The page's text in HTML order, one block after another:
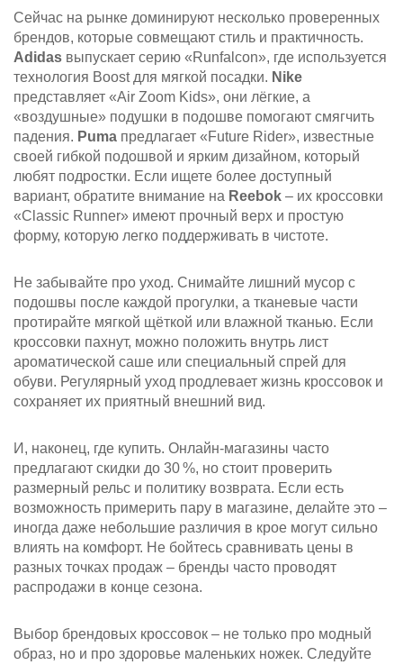
Сейчас на рынке доминируют несколько проверенных
брендов, которые совмещают стиль и практичность.
Adidas выпускает серию «Runfalcon», где используется
технология Boost для мягкой посадки. Nike
представляет «Air Zoom Kids», они лёгкие, а
«воздушные» подушки в подошве помогают смягчить
падения. Puma предлагает «Future Rider», известные
своей гибкой подошвой и ярким дизайном, который
любят подростки. Если ищете более доступный
вариант, обратите внимание на Reebok – их кроссовки
«Classic Runner» имеют прочный верх и простую
форму, которую легко поддерживать в чистоте.
Не забывайте про уход. Снимайте лишний мусор с
подошвы после каждой прогулки, а тканевые части
протирайте мягкой щёткой или влажной тканью. Если
кроссовки пахнут, можно положить внутрь лист
ароматической саше или специальный спрей для
обуви. Регулярный уход продлевает жизнь кроссовок и
сохраняет их приятный внешний вид.
И, наконец, где купить. Онлайн‑магазины часто
предлагают скидки до 30 %, но стоит проверить
размерный рельс и политику возврата. Если есть
возможность примерить пару в магазине, делайте это –
иногда даже небольшие различия в крое могут сильно
влиять на комфорт. Не бойтесь сравнивать цены в
разных точках продаж – бренды часто проводят
распродажи в конце сезона.
Выбор брендовых кроссовок – не только про модный
образ, но и про здоровье маленьких ножек. Следуйте